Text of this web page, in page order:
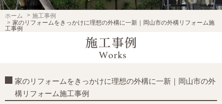
ホーム
施工事例
家のリフォームをきっかけに理想の外構に一新｜岡山市の外構リフォーム施
工事例
家のリフォームをきっかけに理想の外構に一新｜岡山市の外
構リフォーム施工事例